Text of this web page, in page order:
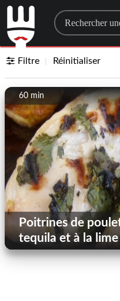
Search for
Filtre Réinitialiser
60 min
Poitrines de
tequila et à la lime